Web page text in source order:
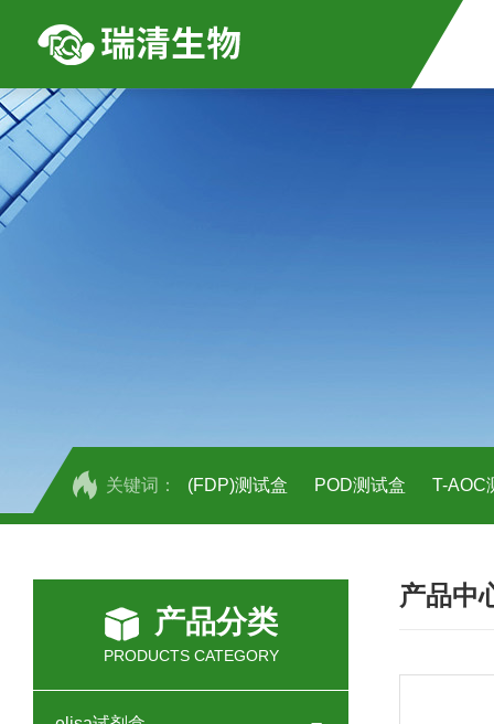
关键词： (FDP)测试盒 POD测试盒 T-AOC
人全式钴氨素2(HTSB2)elisa试剂盒现
人鞘脂(SPH)elisa试剂盒现货速发
产品分类
PRODUCTS CATEGORY
产品中